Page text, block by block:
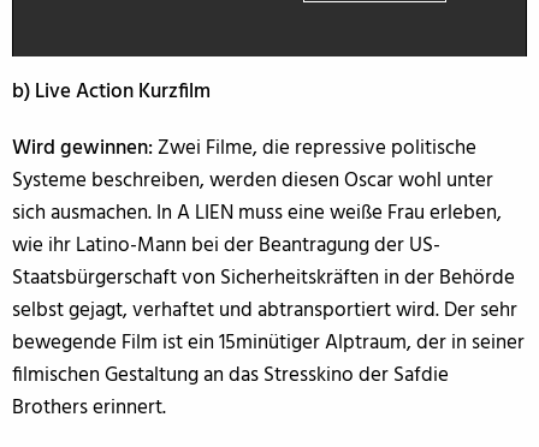
b) Live Action Kurzfilm
Wird gewinnen:Zwei Filme, die repressive politische
Systeme beschreiben, werden diesen Oscar wohl unter
sich ausmachen. In A LIEN muss eine weiße Frau erleben,
wie ihr Latino-Mann bei der Beantragung der US-
Staatsbürgerschaft von Sicherheitskräften in der Behörde
selbst gejagt, verhaftet und abtransportiert wird. Der sehr
bewegende Film ist ein 15minütiger Alptraum, der in seiner
filmischen Gestaltung an das Stresskino der Safdie
Brothers erinnert.